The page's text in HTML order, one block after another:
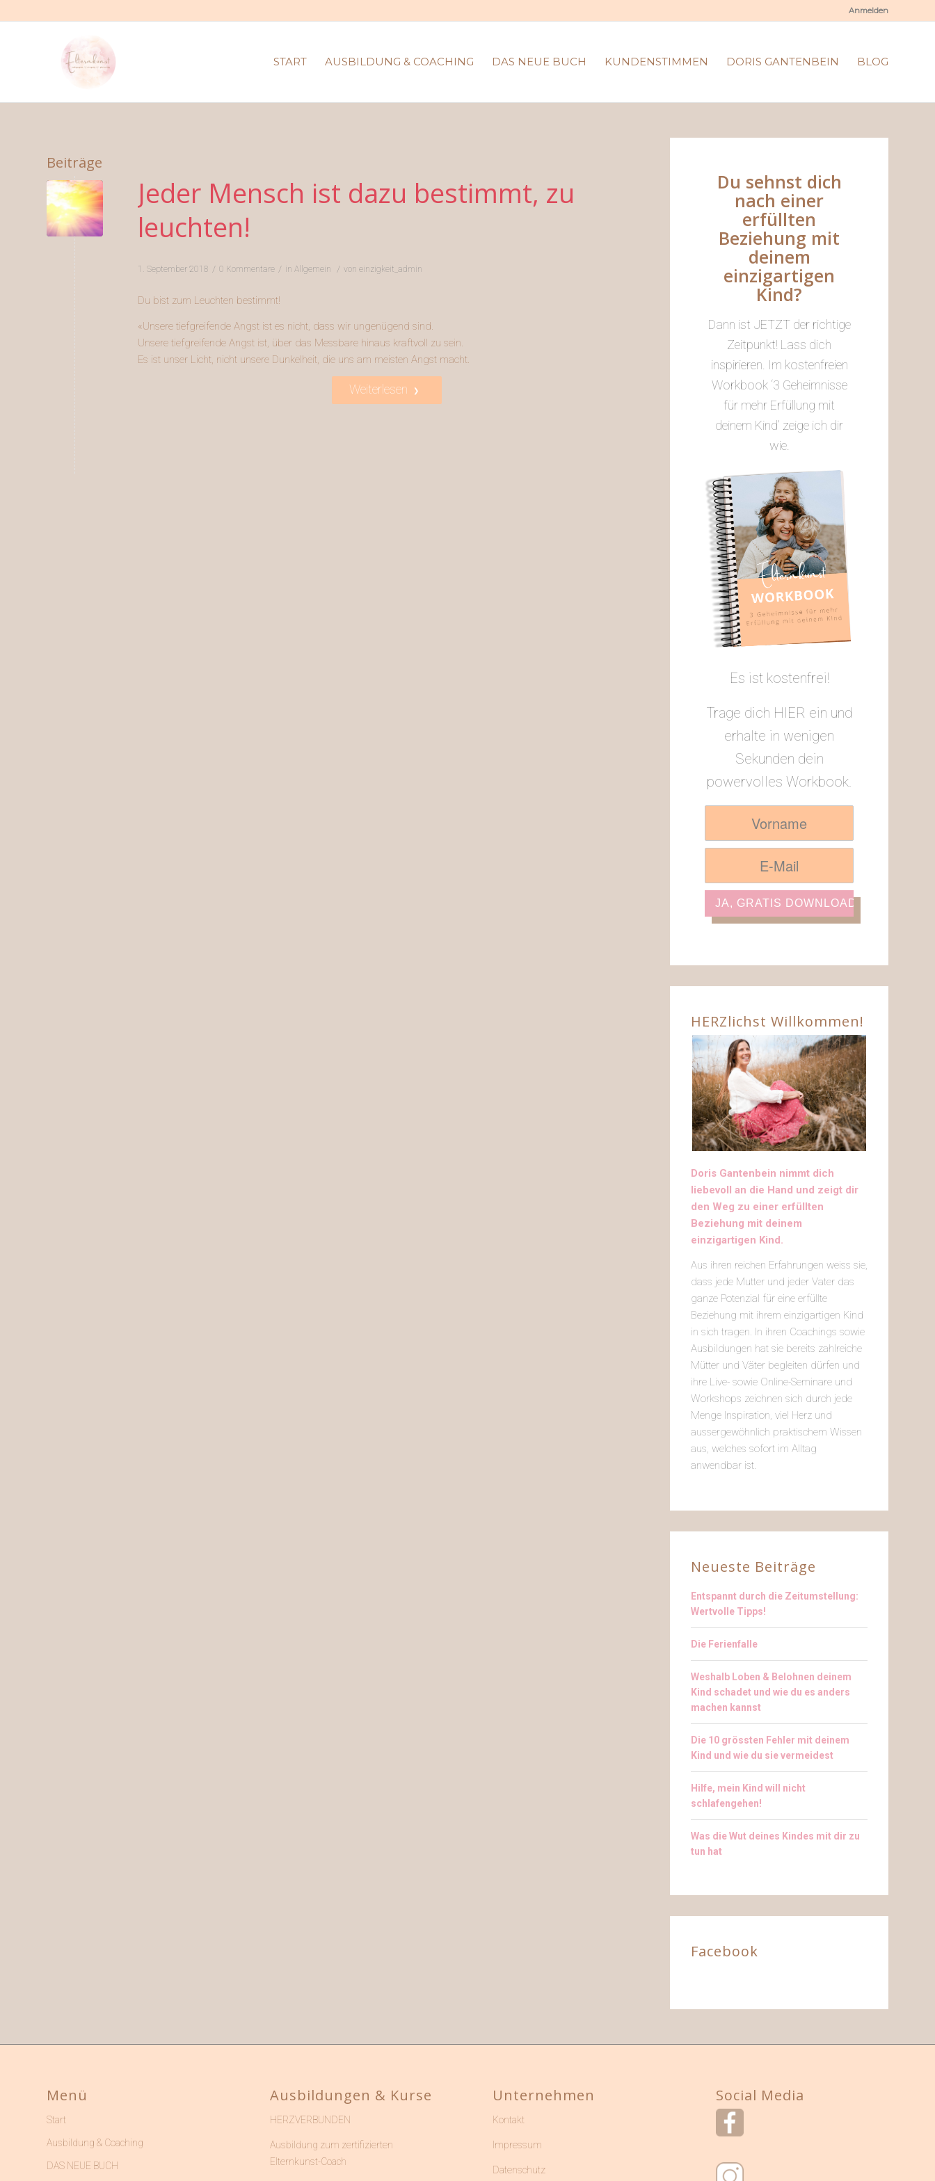
Anmelden
START AUSBILDUNG & COACHING DAS NEUE BUCH KUNDENSTIMMEN DORIS GANTENBEIN BLOG
Beiträge
Jeder Mensch ist dazu bestimmt, zu
leuchten!
1. September 2018 / 0 Kommentare / in Allgemein / von einzigkeit_admin
Du bist zum Leuchten bestimmt!
«Unsere tiefgreifende Angst ist es nicht, dass wir ungenügend sind.
Unsere tiefgreifende Angst ist, über das Messbare hinaus kraftvoll zu sein.
Es ist unser Licht, nicht unsere Dunkelheit, die uns am meisten Angst macht.
Weiterlesen
Du sehnst dich
nach einer
erfüllten
Beziehung mit
deinem
einzigartigen
Kind?
Dann ist JETZT der richtige
Zeitpunkt! Lass dich
inspirieren. Im kostenfreien
Workbook ‘3 Geheimnisse
für mehr Erfüllung mit
deinem Kind’ zeige ich dir
wie.
Es ist kostenfrei!
Trage dich HIER ein und
erhalte in wenigen
Sekunden dein
powervolles Workbook.
HERZlichst Willkommen!
Doris Gantenbein nimmt dich
liebevoll an die Hand und zeigt dir
den Weg zu einer erfüllten
Beziehung mit deinem
einzigartigen Kind.
Aus ihren reichen Erfahrungen weiss sie,
dass jede Mutter und jeder Vater das
ganze Potenzial für eine erfüllte
Beziehung mit ihrem einzigartigen Kind
in sich tragen. In ihren Coachings sowie
Ausbildungen hat sie bereits zahlreiche
Mütter und Väter begleiten dürfen und
ihre Live- sowie Online-Seminare und
Workshops zeichnen sich durch jede
Menge Inspiration, viel Herz und
aussergewöhnlich praktischem Wissen
aus, welches sofort im Alltag
anwendbar ist.
Neueste Beiträge
Entspannt durch die Zeitumstellung:
Wertvolle Tipps!
Die Ferienfalle
Weshalb Loben & Belohnen deinem
Kind schadet und wie du es anders
machen kannst
Die 10 grössten Fehler mit deinem
Kind und wie du sie vermeidest
Hilfe, mein Kind will nicht
schlafengehen!
Was die Wut deines Kindes mit dir zu
tun hat
Facebook
Menü
Start
Ausbildung & Coaching
DAS NEUE BUCH
Ausbildungen & Kurse
HERZVERBUNDEN
Ausbildung zum zertifizierten
Elternkunst-Coach
Unternehmen
Kontakt
Impressum
Datenschutz
Social Media